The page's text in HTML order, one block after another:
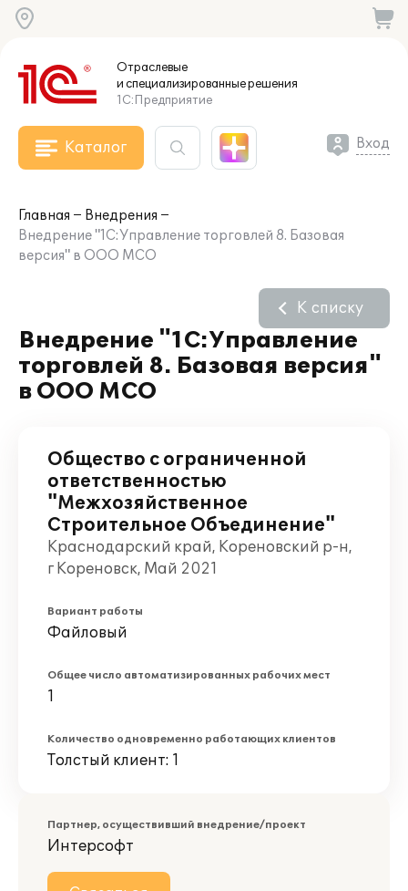
Отраслевые
и специализированныерешения
1С:Предприятие
Каталог Вход
Главная
Внедрения
Внедрение "1С:Управление торговлей 8. Базовая
версия" в ООО МСО
Внедрение "1С:Управление
торговлей 8. Базовая версия"
в ООО МСО
К списку
Общество с ограниченной
ответственностью
"Межхозяйственное
Строительное Объединение"
Краснодарский край, Кореновский р-н,
г Кореновск, Май 2021
Вариант работы
Файловый
Общее число автоматизированных рабочих мест
1
Количество одновременно работающих клиентов
Толстый клиент: 1
Партнер, осуществивший внедрение/проект
Интерсофт